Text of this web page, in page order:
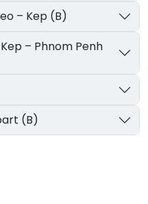
– Kep (B)
(B)